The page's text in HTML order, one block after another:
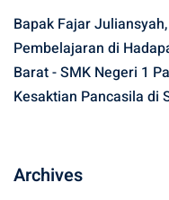
Bapak Fajar
Pembelajaran di
Barat - SMK Negeri 1
Kesaktian Pancasila di
Archives